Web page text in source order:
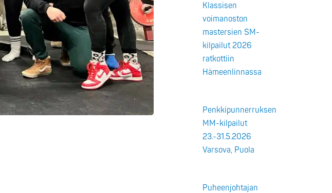
Klassisen
voimanoston
mastersien SM-
kilpailut 2026
ratkottiin
Hämeenlinnassa
Penkkipunnerruksen
MM-kilpailut
23.-31.5.2026
Varsova, Puola
Puheenjohtajan